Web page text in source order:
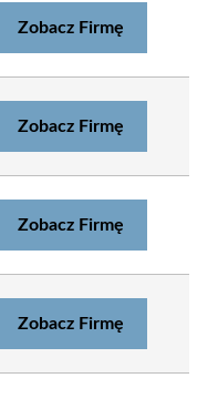
Zobacz Firmę
Zobacz Firmę
Zobacz Firmę
Zobacz Firmę